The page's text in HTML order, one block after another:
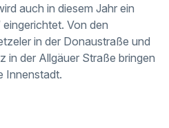
auch in diesem Jahr ein
eingerichtet. Von den
in der Donaustraße und
in der Allgäuer Straße bringen
Innenstadt.